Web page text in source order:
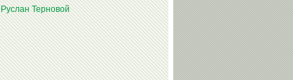
Руслан Терновой